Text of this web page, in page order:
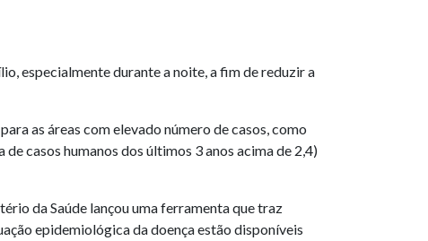
especialmente durante a noite, a fim de reduzir a
as áreas com elevado número de casos, como
casos humanos dos últimos 3 anos acima de 2,4)
da Saúde lançou uma ferramenta que traz
epidemiológica da doença estão disponíveis